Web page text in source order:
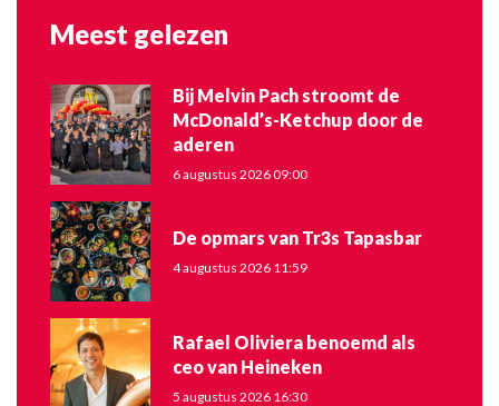
Meest gelezen
Bij Melvin Pach stroomt de
McDonald’s-Ketchup door de
aderen
6 augustus 2026 09:00
De opmars van Tr3s Tapasbar
4 augustus 2026 11:59
Rafael Oliviera benoemd als
ceo van Heineken
5 augustus 2026 16:30